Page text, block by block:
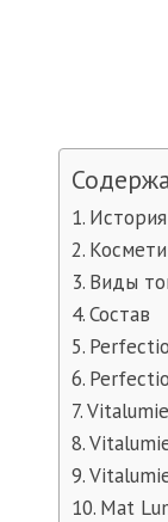
Виды
Состав
Mat